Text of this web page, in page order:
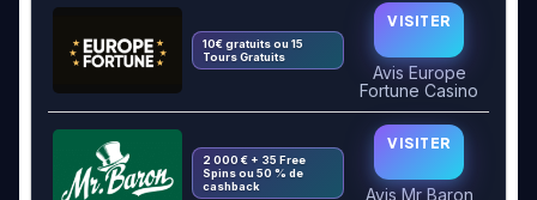
10€ gratuits ou 15
Tours Gratuits
VISITER
Avis Europe
Fortune Casino
2 000 € + 35 Free
Spins ou 50 % de
cashback
VISITER
Avis Mr Baron